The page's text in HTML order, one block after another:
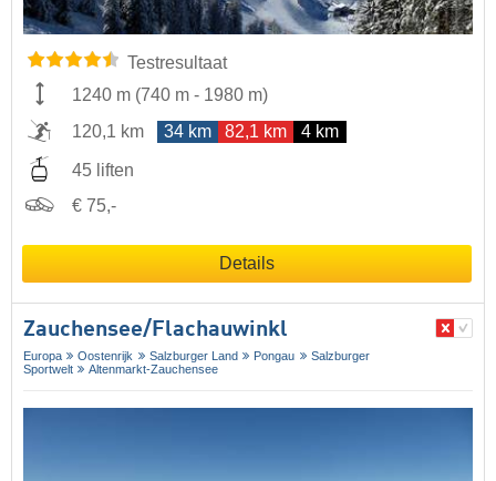
Testresultaat
1240 m (740 m - 1980 m)
120,1 km
34 km 82,1 km 4 km
45 liften
€ 75,-
Details
Zauchensee/​Flachauwinkl
Europa Oostenrijk Salzburger Land Pongau
Salzburger
Sportwelt
Altenmarkt-Zauchensee